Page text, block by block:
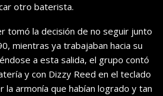
otro baterista.
tomó la decisión de no seguir junto
mientras ya trabajaban hacia su
a esta salida, el grupo contó
y con Dizzy Reed en el teclado
armonía que habían logrado y tan